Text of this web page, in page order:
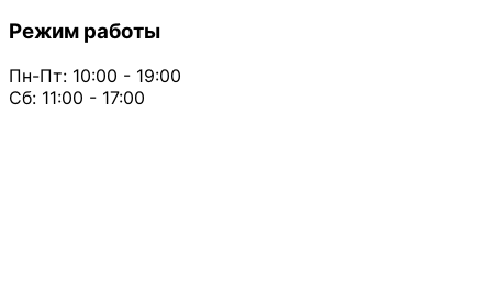
Режим работы
Пн-Пт: 10:00 - 19:00
Сб: 11:00 - 17:00